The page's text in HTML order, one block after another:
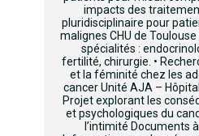
impacts des
pluridisciplinaire pour
malignes CHU de
spécialités :
fertilité, chirurgie. •
et la féminité chez les
cancer Unité AJA –
Projet explorant les
et psychologiques du
l’intimité Documents